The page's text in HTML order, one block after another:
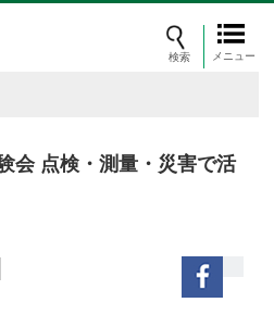
メニュー
会 点検・測量・災害で活